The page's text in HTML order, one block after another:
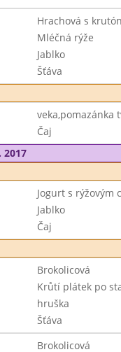
Hrachová s
Mléčná rýže
Jablko
Šťáva
veka,pomazánka
Čaj
2017
Jogurt s rýžovým
Jablko
Čaj
Brokolicová
Krůtí plátek po
hruška
Šťáva
Brokolicová